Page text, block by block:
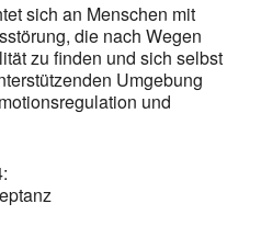
sich an Menschen mit
die nach Wegen
zu finden und sich selbst
Umgebung
und